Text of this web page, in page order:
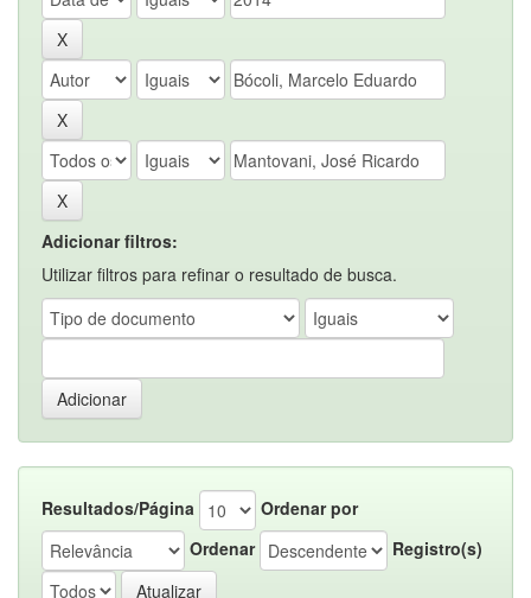
Adicionar filtros:
Utilizar filtros para refinar o resultado de busca.
Resultados/Página
Ordenar por
Ordenar
Registro(s)